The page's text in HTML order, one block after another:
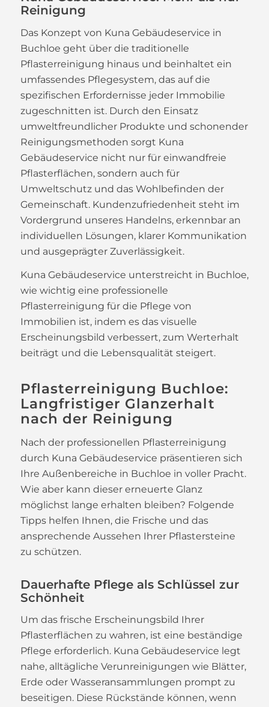
Reinigung
Das Konzept von Kuna Gebäudeservice in
Buchloe geht über die traditionelle
Pflasterreinigung hinaus und beinhaltet ein
umfassendes Pflegesystem, das auf die
spezifischen Erfordernisse jeder Immobilie
zugeschnitten ist. Durch den Einsatz
umweltfreundlicher Produkte und schonender
Reinigungsmethoden sorgt Kuna
Gebäudeservice nicht nur für einwandfreie
Pflasterflächen, sondern auch für
Umweltschutz und das Wohlbefinden der
Gemeinschaft. Kundenzufriedenheit steht im
Vordergrund unseres Handelns, erkennbar an
individuellen Lösungen, klarer Kommunikation
und ausgeprägter Zuverlässigkeit.
Kuna Gebäudeservice unterstreicht in Buchloe,
wie wichtig eine professionelle
Pflasterreinigung für die Pflege von
Immobilien ist, indem es das visuelle
Erscheinungsbild verbessert, zum Werterhalt
beiträgt und die Lebensqualität steigert.
Pflasterreinigung Buchloe:
Langfristiger Glanzerhalt
nach der Reinigung
Nach der professionellen Pflasterreinigung
durch Kuna Gebäudeservice präsentieren sich
Ihre Außenbereiche in Buchloe in voller Pracht.
Wie aber kann dieser erneuerte Glanz
möglichst lange erhalten bleiben? Folgende
Tipps helfen Ihnen, die Frische und das
ansprechende Aussehen Ihrer Pflastersteine
zu schützen.
Dauerhafte Pflege als Schlüssel zur
Schönheit
Um das frische Erscheinungsbild Ihrer
Pflasterflächen zu wahren, ist eine beständige
Pflege erforderlich. Kuna Gebäudeservice legt
nahe, alltägliche Verunreinigungen wie Blätter,
Erde oder Wasseransammlungen prompt zu
beseitigen. Diese Rückstände können, wenn